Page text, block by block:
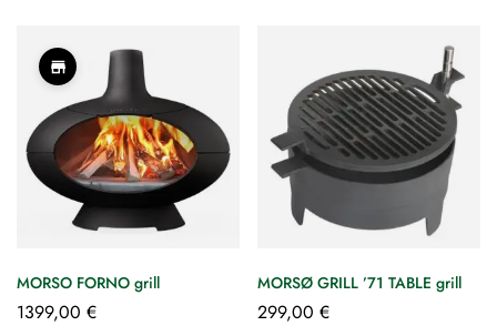
MORSO FORNO grill
1399,00 €
MORSØ GRILL ’71 TABLE grill
299,00 €